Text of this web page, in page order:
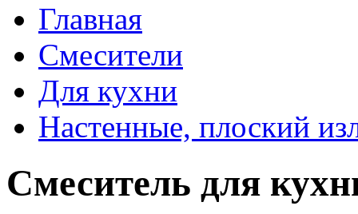
Главная
Смесители
Для кухни
Настенные, плоский
Смеситель для